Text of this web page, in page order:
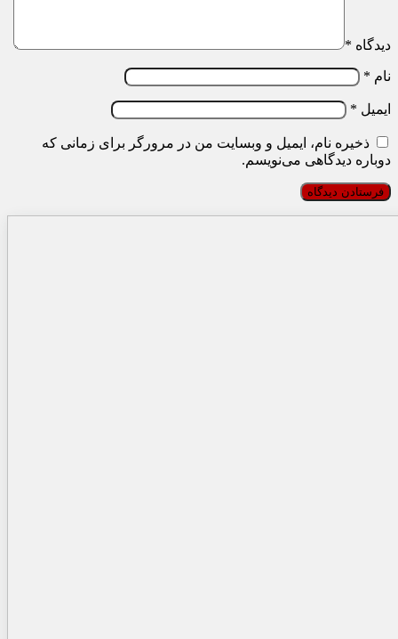
دیدگاه *
نام *
ایمیل *
ذخیره نام، ایمیل و وبسایت من در مرورگر برای زمانی که
دوباره دیدگاهی می‌نویسم.